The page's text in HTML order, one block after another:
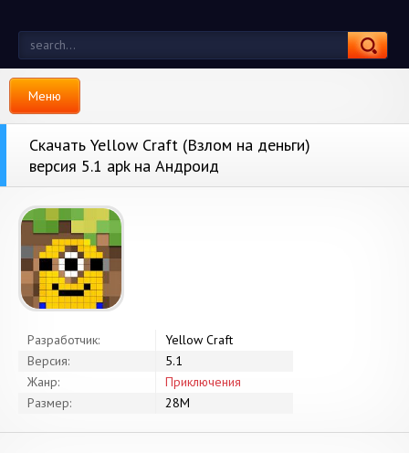
Меню
Скачать Yellow Craft (Взлом на деньги)
версия 5.1 apk на Андроид
Разработчик:
Yellow Craft
Версия:
5.1
Жанр:
Приключения
Размер:
28M